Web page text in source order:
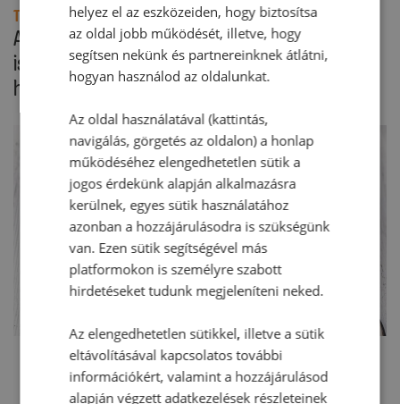
Tipp:
A sütemény nagyon finom narancsos krémmel
is. Ehhez használjunk a krémhez multivitamin
helyett 100 %-os narancslevet.
helyez el az eszközeiden, hogy biztosítsa
az oldal jobb működését, illetve, hogy
segítsen nekünk és partnereinknek átlátni,
hogyan használod az oldalunkat.
Az oldal használatával (kattintás,
navigálás, görgetés az oldalon) a honlap
működéséhez elengedhetetlen sütik a
jogos érdekünk alapján alkalmazásra
kerülnek, egyes sütik használatához
azonban a hozzájárulásodra is szükségünk
van. Ezen sütik segítségével más
platformokon is személyre szabott
hirdetéseket tudunk megjeleníteni neked.
Az elengedhetetlen sütikkel, illetve a sütik
eltávolításával kapcsolatos további
információkért, valamint a hozzájárulásod
alapján végzett adatkezelések részleteinek